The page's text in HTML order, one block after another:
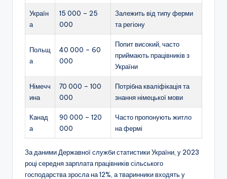
Україн
а
15 000 – 25
000
Залежить від типу ферми
та регіону
Польщ
а
40 000 – 60
000
Попит високий, часто
приймають працівників з
України
Німечч
ина
70 000 – 100
000
Потрібна кваліфікація та
знання німецької мови
Канад
а
90 000 – 120
000
Часто пропонують житло
на фермі
За даними Державної служби статистики України, у 2023
році середня зарплата працівників сільського
господарства зросла на 12%, а тваринники входять у